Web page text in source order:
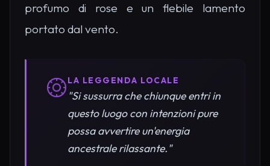
profumo di rose e un flebile lamento
portato dal vento.
LA LEGGENDA LOCALE
"Si sussurra che chiunque entri in
questo luogo con intenzioni pure
possa avvertire un'energia
ancestrale rilassante."